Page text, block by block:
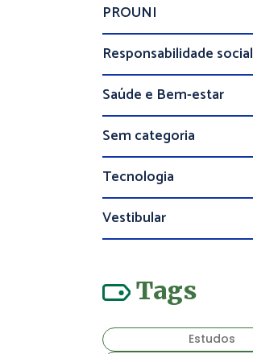
PROUNI
Responsabilidade social
Saúde e Bem-estar
Sem categoria
Tecnologia
Vestibular
Tags
Estudos